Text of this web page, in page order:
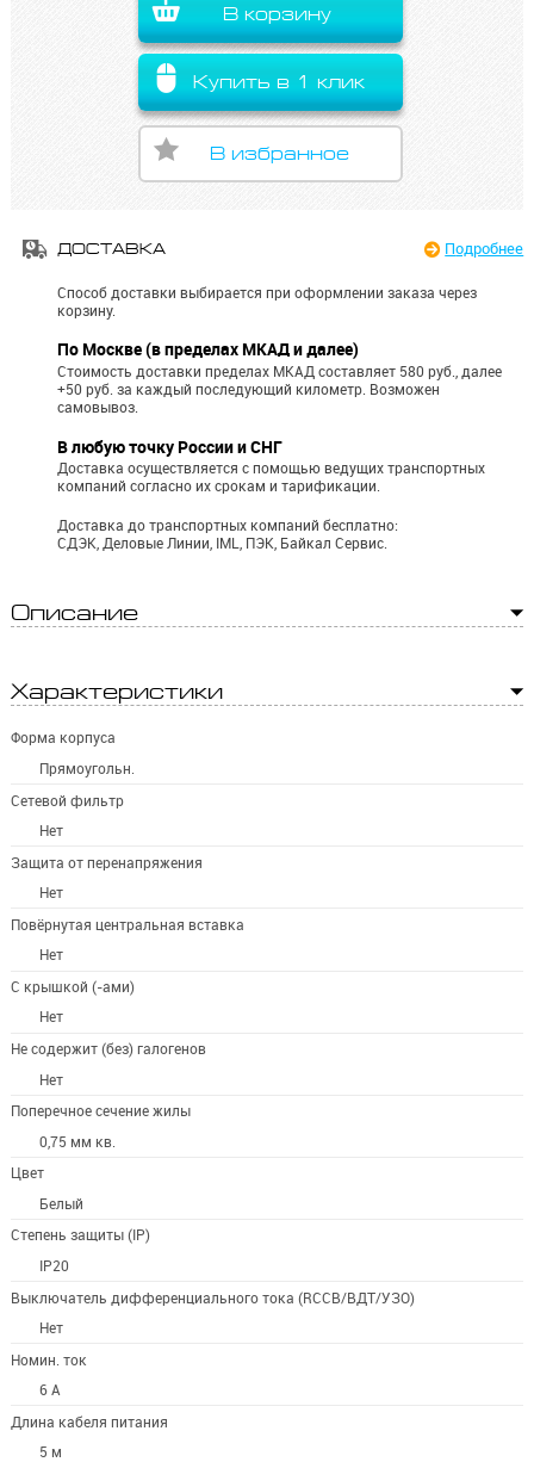
В корзину
Купить в 1 клик
В избранное
ДОСТАВКА Подробнее
Способ доставки выбирается при оформлении заказа через
корзину.
По Москве (в пределах МКАД и далее)
Стоимость доставки пределах МКАД составляет 580 руб., далее
+50 руб. за каждый последующий километр. Возможен
самовывоз.
В любую точку России и СНГ
Доставка осуществляется с помощью ведущих транспортных
компаний согласно их срокам и тарификации.
Доставка до транспортных компаний бесплатно:
СДЭК, Деловые Линии, IML, ПЭК, Байкал Сервис.
Описание
Характеристики
Форма корпуса
Прямоугольн.
Сетевой фильтр
Нет
Защита от перенапряжения
Нет
Повёрнутая центральная вставка
Нет
С крышкой (-ами)
Нет
Не содержит (без) галогенов
Нет
Поперечное сечение жилы
0,75 мм кв.
Цвет
Белый
Степень защиты (IP)
IP20
Выключатель дифференциального тока (RCCB/ВДТ/УЗО)
Нет
Номин. ток
6 А
Длина кабеля питания
5 м